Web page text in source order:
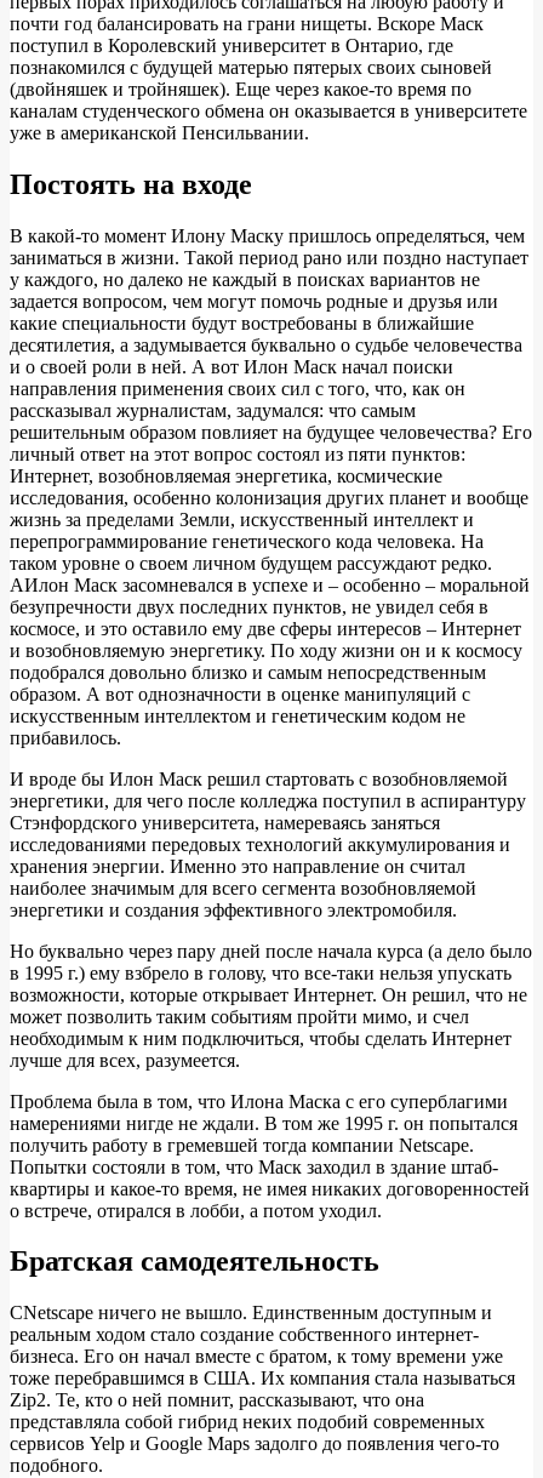
почти год балансировать на грани нищеты. Вскоре Маск
поступил в Королевский университет в Онтарио, где
познакомился с будущей матерью пятерых своих сыновей
(двойняшек и тройняшек). Еще через какое-то время по
каналам студенческого обмена он оказывается в университете
уже в американской Пенсильвании.
Постоять на входе
В какой-то момент Илону Маску пришлось определяться, чем
заниматься в жизни. Такой период рано или поздно наступает
у каждого, но далеко не каждый в поисках вариантов не
задается вопросом, чем могут помочь родные и друзья или
какие специальности будут востребованы в ближайшие
десятилетия, а задумывается буквально о судьбе человечества
и о своей роли в ней. А вот Илон Маск начал поиски
направления применения своих сил с того, что, как он
рассказывал журналистам, задумался: что самым
решительным образом повлияет на будущее человечества? Его
личный ответ на этот вопрос состоял из пяти пунктов:
Интернет, возобновляемая энергетика, космические
исследования, особенно колонизация других планет и вообще
жизнь за пределами Земли, искусственный интеллект и
перепрограммирование генетического кода человека. На
таком уровне о своем личном будущем рассуждают редко.
АИлон Маск засомневался в успехе и – особенно – моральной
безупречности двух последних пунктов, не увидел себя в
космосе, и это оставило ему две сферы интересов – Интернет
и возобновляемую энергетику. По ходу жизни он и к космосу
подобрался довольно близко и самым непосредственным
образом. А вот однозначности в оценке манипуляций с
искусственным интеллектом и генетическим кодом не
прибавилось.
И вроде бы Илон Маск решил стартовать с возобновляемой
энергетики, для чего после колледжа поступил в аспирантуру
Стэнфордского университета, намереваясь заняться
исследованиями передовых технологий аккумулирования и
хранения энергии. Именно это направление он считал
наиболее значимым для всего сегмента возобновляемой
энергетики и создания эффективного электромобиля.
Но буквально через пару дней после начала курса (а дело было
в 1995 г.) ему взбрело в голову, что все-таки нельзя упускать
возможности, которые открывает Интернет. Он решил, что не
может позволить таким событиям пройти мимо, и счел
необходимым к ним подключиться, чтобы сделать Интернет
лучше для всех, разумеется.
Проблема была в том, что Илона Маска с его суперблагими
намерениями нигде не ждали. В том же 1995 г. он попытался
получить работу в гремевшей тогда компании Netscape.
Попытки состояли в том, что Маск заходил в здание штаб-
квартиры и какое-то время, не имея никаких договоренностей
о встрече, отирался в лобби, а потом уходил.
Братская самодеятельность
СNetscape ничего не вышло. Единственным доступным и
реальным ходом стало создание собственного интернет-
бизнеса. Его он начал вместе с братом, к тому времени уже
тоже перебравшимся в США. Их компания стала называться
Zip2. Те, кто о ней помнит, рассказывают, что она
представляла собой гибрид неких подобий современных
сервисов Yelp и Google Maps задолго до появления чего-то
подобного.